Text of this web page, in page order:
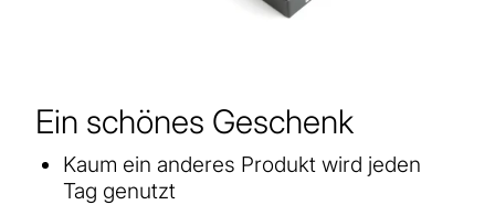
Ein schönes Geschenk
Kaum ein anderes Produkt wird jeden
Tag genutzt